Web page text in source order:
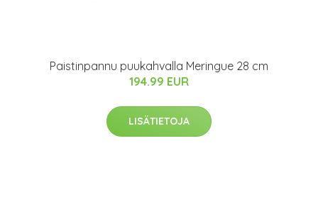
Paistinpannu puukahvalla Meringue 28 cm
194.99 EUR
LISÄTIETOJA